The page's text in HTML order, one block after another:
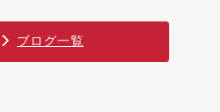
ブログ一覧